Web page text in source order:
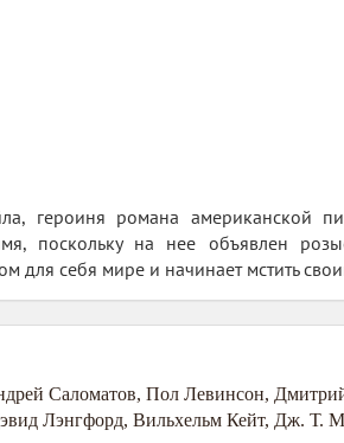
героиня романа американской
поскольку на нее объявлен
для себя мире и начинает мстить
Саломатов, Пол Левинсон,
Лэнгфорд, Вильхельм Кейт, Дж. Т.